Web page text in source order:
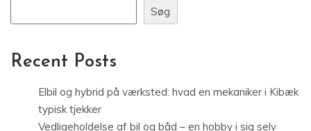
Søg
Recent Posts
Elbil og hybrid på værksted: hvad en mekaniker i Kibæk
typisk tjekker
Vedligeholdelse af bil og båd – en hobby i sig selv